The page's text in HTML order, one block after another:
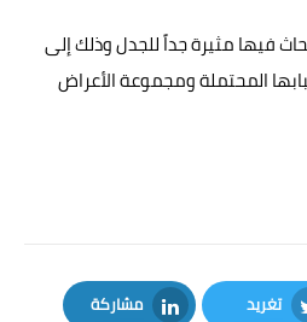
فيها مثيرة جداً للجدل وذلك إلى
المحتملة ومجموعة الأعراض
تغريد مشاركة